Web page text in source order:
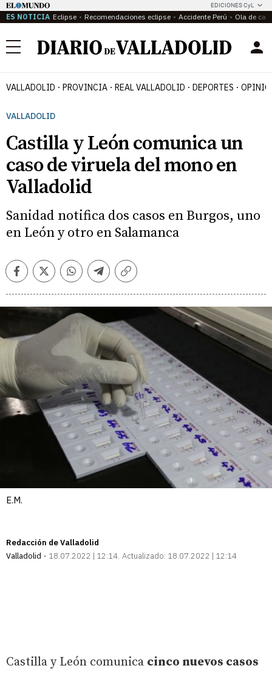
EDICIONES CyL
ES NOTICIA Eclipse Recomendaciones eclipse Accidente Perú Ola de
Menú
VALLADOLID PROVINCIA REAL VALLADOLID DEPORTES
VALLADOLID
Castilla y León comunica un
caso de viruela del mono en
Valladolid
Sanidad notifica dos casos en Burgos, uno
en León y otro en Salamanca
FacebookTwitterWhatsappTelegramCopiar
E.M.
Redacción de Valladolid
Valladolid
18.07.2022 | 12:14 Actualizado: 18.07.2022 | 12:14
Castilla y León comunica cinco nuevos casos